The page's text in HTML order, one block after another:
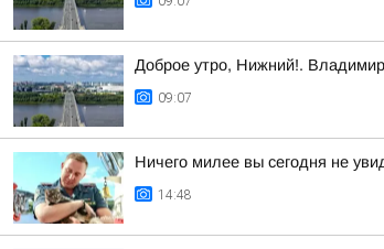
Доброе утро, Нижний!.
09:07
Ничего милее вы сегодня не
14:48